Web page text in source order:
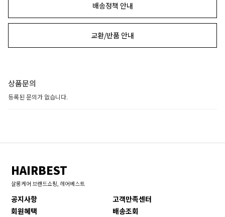
배송정책 안내
교환/반품 안내
상품문의
등록된 문의가 없습니다.
HAIRBEST
살롱케어 브랜드쇼핑, 헤어베스트
공지사항
고객만족센터
회원혜택
배송조회